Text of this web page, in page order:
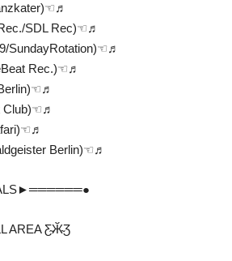
SDL Rec)☜♬
SundayRotation)☜♬
Rec.)☜♬
Club)☜♬
Berlin)☜♬
AREA Ƹ̴Ӂ̴Ʒ